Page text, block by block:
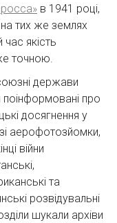
в 1941 році,
на тих же землях
якість
точною.
держави
поінформовані про
досягнення у
аерофотозйомки,
війни
та
розвідувальні
шукали архіви